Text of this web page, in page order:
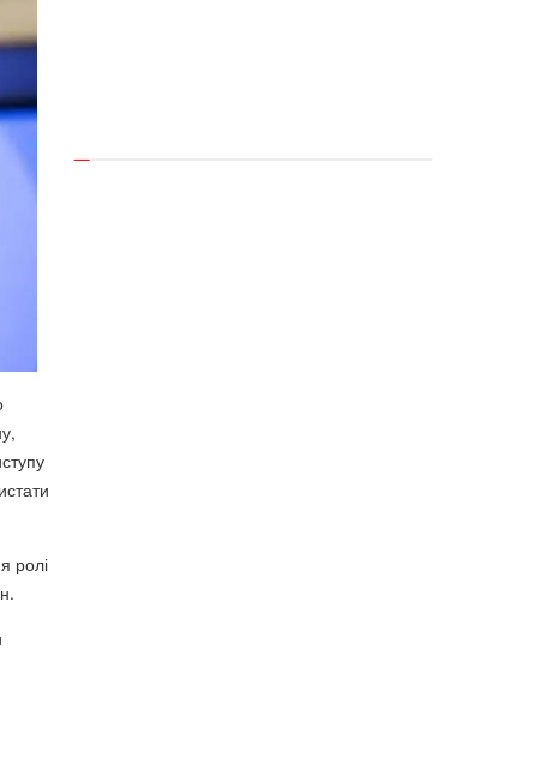
ролі